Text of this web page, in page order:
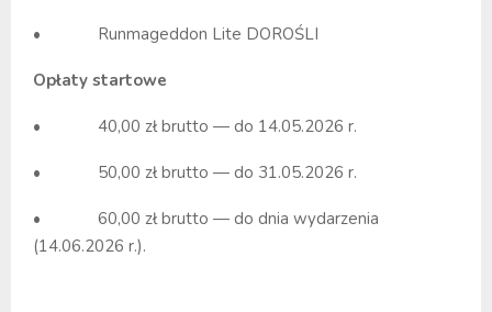
• Runmageddon Lite DOROŚLI
Opłaty startowe
• 40,00 zł brutto — do 14.05.2026 r.
• 50,00 zł brutto — do 31.05.2026 r.
• 60,00 zł brutto — do dnia wydarzenia
(14.06.2026 r.).